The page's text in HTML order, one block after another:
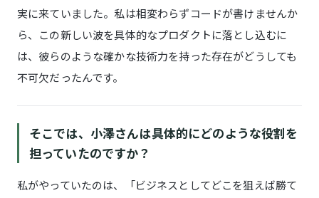
実に来ていました。私は相変わらずコードが書けませんか
ら、この新しい波を具体的なプロダクトに落とし込むに
は、彼らのような確かな技術力を持った存在がどうしても
不可欠だったんです。
そこでは、小澤さんは具体的にどのような役割を
担っていたのですか？
私がやっていたのは、「ビジネスとしてどこを狙えば勝て